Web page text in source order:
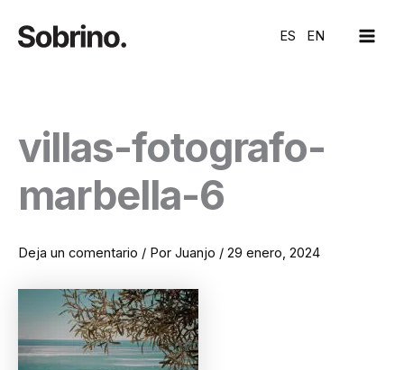
contenido
ES EN
villas-fotografo-
marbella-6
Deja un comentario / Por Juanjo / 29 enero, 2024